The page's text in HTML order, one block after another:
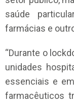
saúde
farmácias e
“Durante o
unidades
essenciais e
farmacêuticos